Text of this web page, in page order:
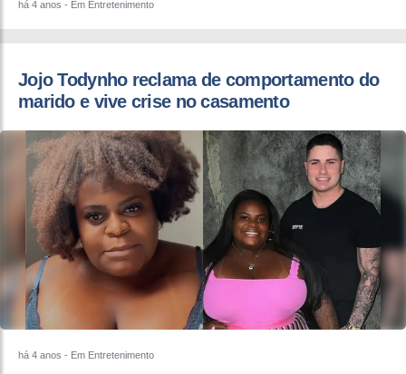
há 4 anos - Em Entretenimento
Jojo Todynho reclama de comportamento do
marido e vive crise no casamento
há 4 anos - Em Entretenimento